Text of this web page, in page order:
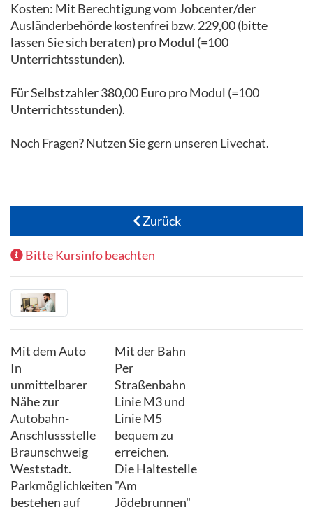
Kosten: Mit Berechtigung vom Jobcenter/der
Ausländerbehörde kostenfrei bzw. 229,00 (bitte
lassen Sie sich beraten) pro Modul (=100
Unterrichtsstunden).
Für Selbstzahler 380,00 Euro pro Modul (=100
Unterrichtsstunden).
Noch Fragen? Nutzen Sie gern unseren Livechat.
Zurück
Bitte Kursinfo beachten
Mit dem Auto
In
unmittelbarer
Nähe zur
Autobahn-
Anschlussstelle
Braunschweig
Weststadt.
Parkmöglichkeiten
bestehen auf
Mit der Bahn
Per
Straßenbahn
Linie M3 und
Linie M5
bequem zu
erreichen.
Die Haltestelle
"Am
Jödebrunnen"